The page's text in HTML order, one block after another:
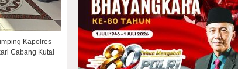
Kapolres
Cabang Kutai